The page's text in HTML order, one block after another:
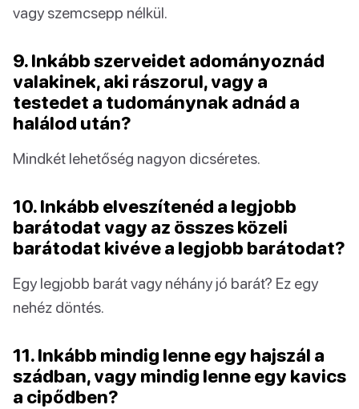
vagy szemcsepp nélkül.
9. Inkább szerveidet adományoznád
valakinek, aki rászorul, vagy a
testedet a tudománynak adnád a
halálod után?
Mindkét lehetőség nagyon dicséretes.
10. Inkább elveszítenéd a legjobb
barátodat vagy az összes közeli
barátodat kivéve a legjobb barátodat?
Egy legjobb barát vagy néhány jó barát? Ez egy
nehéz döntés.
11. Inkább mindig lenne egy hajszál a
szádban, vagy mindig lenne egy kavics
a cipődben?